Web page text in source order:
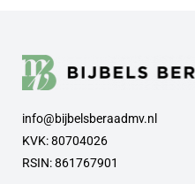
info@bijbelsberaadmv.nl
KVK: 80704026
RSIN: 861767901